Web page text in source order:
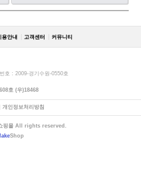
용안내 고객센터 커뮤니티
호 : 2009-경기수원-0550호
호 (우)18468
개인정보처리방침
핑몰 All rights reserved.
Shop